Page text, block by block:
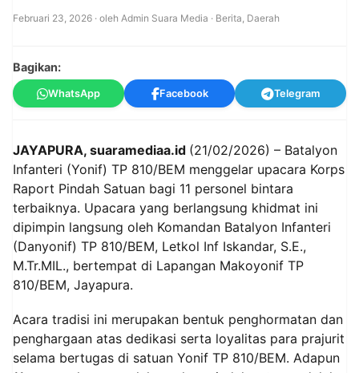
Februari 23, 2026 · oleh Admin Suara Media · Berita, Daerah
Bagikan:
WhatsApp Facebook Telegram
JAYAPURA, suaramediaa.id (21/02/2026) – Batalyon
Infanteri (Yonif) TP 810/BEM menggelar upacara Korps
Raport Pindah Satuan bagi 11 personel bintara
terbaiknya. Upacara yang berlangsung khidmat ini
dipimpin langsung oleh Komandan Batalyon Infanteri
(Danyonif) TP 810/BEM, Letkol Inf Iskandar, S.E.,
M.Tr.MIL., bertempat di Lapangan Makoyonif TP
810/BEM, Jayapura.
Acara tradisi ini merupakan bentuk penghormatan dan
penghargaan atas dedikasi serta loyalitas para prajurit
selama bertugas di satuan Yonif TP 810/BEM. Adapun